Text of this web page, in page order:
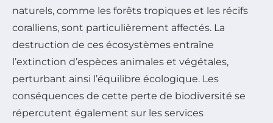
naturels, comme les forêts tropiques et les récifs
coralliens, sont particulièrement affectés. La
destruction de ces écosystèmes entraîne
l’extinction d’espèces animales et végétales,
perturbant ainsi l’équilibre écologique. Les
conséquences de cette perte de biodiversité se
répercutent également sur les services